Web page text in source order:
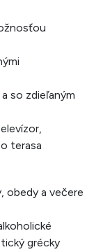
so zdieľaným
terasa
obedy a večere
grécky